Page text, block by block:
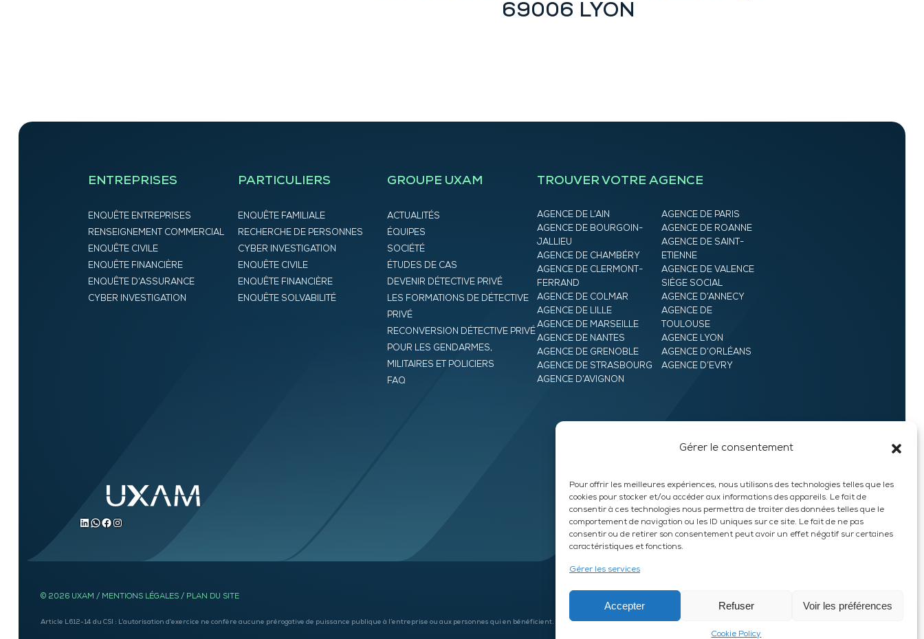
Gérer le consentement
Pour offrir les meilleures expériences, nous utilisons des technologies telles que les
cookies pour stocker et/ou accéder aux informations des appareils. Le fait de
consentir à ces technologies nous permettra de traiter des données telles que le
comportement de navigation ou les ID uniques sur ce site. Le fait de ne pas
consentir ou de retirer son consentement peut avoir un effet négatif sur certaines
caractéristiques et fonctions.
Gérer les services
Accepter Refuser Voir les préférences
Cookie Policy
69006 LYON
ENTREPRISES
ENQUÊTE ENTREPRISES
RENSEIGNEMENT COMMERCIAL
ENQUÊTE CIVILE
ENQUÊTE FINANCIÈRE
ENQUÊTE D’ASSURANCE
CYBER INVESTIGATION
PARTICULIERS
ENQUÊTE FAMILIALE
RECHERCHE DE PERSONNES
CYBER INVESTIGATION
ENQUÊTE CIVILE
ENQUÊTE FINANCIÈRE
ENQUÊTE SOLVABILITÉ
GROUPE UXAM
ACTUALITÉS
ÉQUIPES
SOCIÉTÉ
ÉTUDES DE CAS
DEVENIR DÉTECTIVE PRIVÉ
LES FORMATIONS DE DÉTECTIVE
PRIVÉ
RECONVERSION DÉTECTIVE PRIVÉ
POUR LES GENDARMES,
MILITAIRES ET POLICIERS
FAQ
TROUVER VOTRE AGENCE
AGENCE DE L’AIN
AGENCE DE BOURGOIN-
JALLIEU
AGENCE DE CHAMBÉRY
AGENCE DE CLERMONT-
FERRAND
AGENCE DE COLMAR
AGENCE DE LILLE
AGENCE DE MARSEILLE
AGENCE DE NANTES
AGENCE DE GRENOBLE
AGENCE DE STRASBOURG
AGENCE D’AVIGNON
AGENCE DE PARIS
AGENCE DE ROANNE
AGENCE DE SAINT-
ETIENNE
AGENCE DE VALENCE
SIÈGE SOCIAL
AGENCE D’ANNECY
AGENCE DE
TOULOUSE
AGENCE LYON
AGENCE D’ORLÉANS
AGENCE D’EVRY
LinkedIn WhatsApp Facebook Instagram
DEVIS EXPRESS
© 2026 UXAM / MENTIONS LÉGALES/ PLAN DU SITE
Article L612-14 du CSI : L’autorisation d’exercice ne confère aucune prérogative de puissance publique à l’entreprise ou aux personnes qui en bénéficient.